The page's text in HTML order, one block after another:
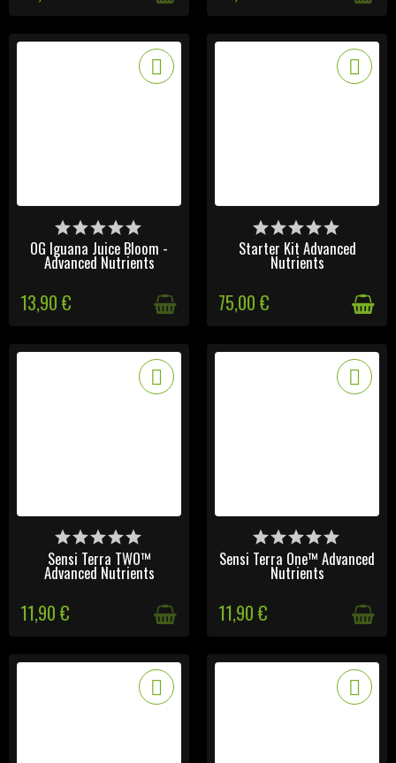
DERNIERS ARTICLES EN
STOCK
OG Iguana Juice Bloom -
Advanced Nutrients
13,90 €
DISPONIBLE
Starter Kit Advanced
Nutrients
75,00 €
DERNIERS ARTICLES EN
STOCK
Sensi Terra TWO™
Advanced Nutrients
11,90 €
DERNIERS ARTICLES EN
STOCK
Sensi Terra One™ Advanced
Nutrients
11,90 €